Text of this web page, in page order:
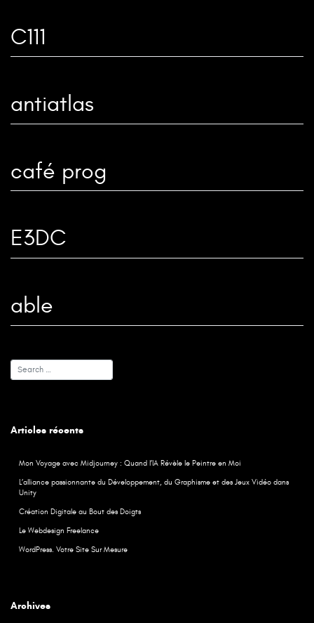
C111
antiatlas
café prog
E3DC
able
Articles récents
Mon Voyage avec Midjourney : Quand l’IA Révèle le Peintre en Moi
L’alliance passionnante du Développement, du Graphisme et des Jeux Vidéo dans
Unity
Création Digitale au Bout des Doigts
Le Webdesign Freelance
WordPress. Votre Site Sur Mesure
Archives